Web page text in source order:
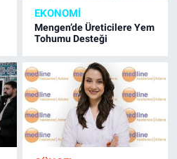
EKONOMİ
Mengen’de Üreticilere Yem
Tohumu Desteği